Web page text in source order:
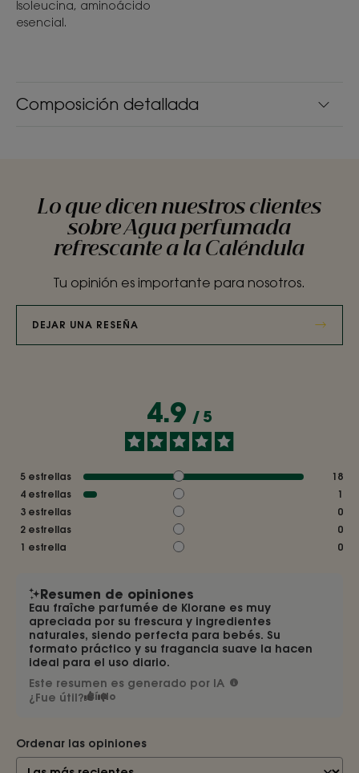
Composición detallada
Isoleucina, aminoácido
esencial.
Lo que dicen nuestros clientes
sobre Agua perfumada
refrescante a la Caléndula
Tu opinión es importante para nosotros.
DEJAR UNA RESEÑA
4.9 / 5
5 estrellas
18
4 estrellas
1
3 estrellas
0
2 estrellas
0
1 estrella 0
Resumen de opiniones
Eau fraîche parfumée de Klorane es muy
apreciada por su frescura y ingredientes
naturales, siendo perfecta para bebés. Su
formato práctico y su fragancia suave la hacen
ideal para el uso diario.
Este resumen es generado por IA
¿Fue útil? Sí No
Ordenar las opiniones